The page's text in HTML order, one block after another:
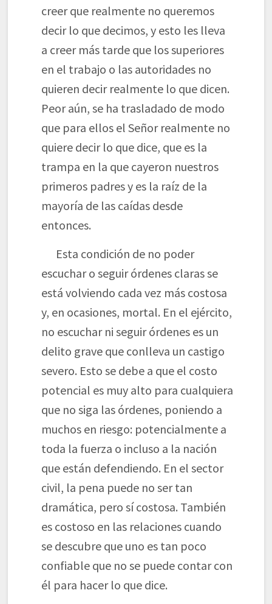
creer que realmente no queremos
decir lo que decimos, y esto les lleva
a creer más tarde que los superiores
en el trabajo o las autoridades no
quieren decir realmente lo que dicen.
Peor aún, se ha trasladado de modo
que para ellos el Señor realmente no
quiere decir lo que dice, que es la
trampa en la que cayeron nuestros
primeros padres y es la raíz de la
mayoría de las caídas desde
entonces.
Esta condición de no poder
escuchar o seguir órdenes claras se
está volviendo cada vez más costosa
y, en ocasiones, mortal. En el ejército,
no escuchar ni seguir órdenes es un
delito grave que conlleva un castigo
severo. Esto se debe a que el costo
potencial es muy alto para cualquiera
que no siga las órdenes, poniendo a
muchos en riesgo: potencialmente a
toda la fuerza o incluso a la nación
que están defendiendo. En el sector
civil, la pena puede no ser tan
dramática, pero sí costosa. También
es costoso en las relaciones cuando
se descubre que uno es tan poco
confiable que no se puede contar con
él para hacer lo que dice.